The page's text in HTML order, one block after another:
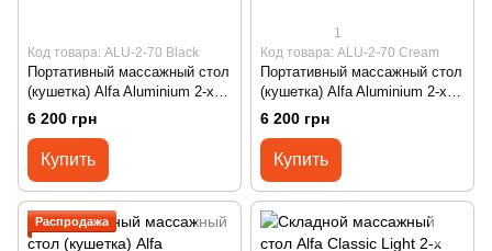
Код товара: ALU-2-70 Black
Портативный массажный стол
(кушетка) Alfa Aluminium 2-х
сегментный с алюминиевым
каркасом, ширина 70 см
6 200 грн
Купить
1
Код товара: ALU-2-70 Cream
Портативный массажный стол
(кушетка) Alfa Aluminium 2-х
сегментный с алюминиевым
каркасом, ширина 70 см
6 200 грн
Купить
Распродажа